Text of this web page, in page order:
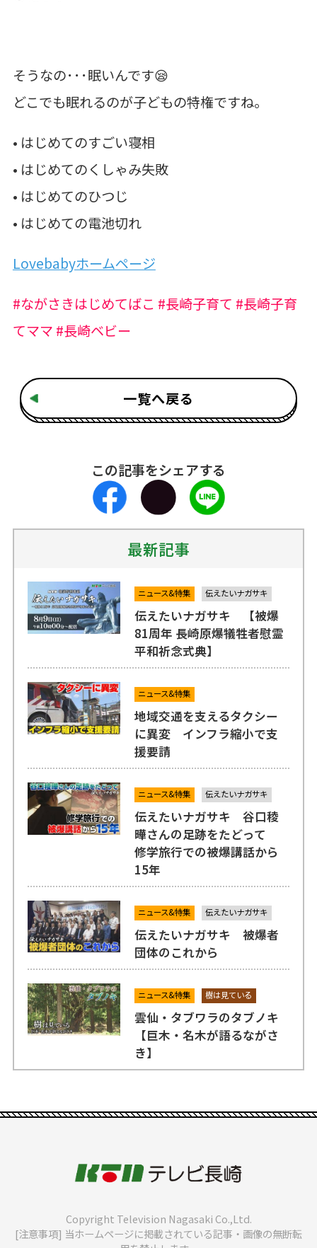
そうなの･･･眠いんです😪
どこでも眠れるのが子どもの特権ですね。
• はじめてのすごい寝相
• はじめてのくしゃみ失敗
• はじめてのひつじ
• はじめての電池切れ
Lovebabyホームページ
#ながさきはじめてばこ #長崎子育て #長崎子育
てママ #長崎ベビー
一覧へ戻る
この記事をシェアする
最新記事
ニュース&特集 伝えたいナガサキ
伝えたいナガサキ 【被爆
81周年 長崎原爆犠牲者慰霊
平和祈念式典】
ニュース&特集
地域交通を支えるタクシー
に異変 インフラ縮小で支
援要請
ニュース&特集 伝えたいナガサキ
伝えたいナガサキ 谷口稜
曄さんの足跡をたどって
修学旅行での被爆講話から
15年
ニュース&特集 伝えたいナガサキ
伝えたいナガサキ 被爆者
団体のこれから
ニュース&特集 樹は見ている
雲仙・タブワラのタブノキ
【巨木・名木が語るながさ
き】
Copyright Television Nagasaki Co.,Ltd.
[注意事項] 当ホームページに掲載されている記事・画像の無断転